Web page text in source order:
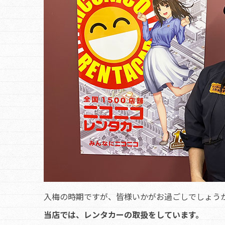
入梅の時期ですが、皆様いかがお過ごしでしょう
当店では、レンタカーの取扱をしています。